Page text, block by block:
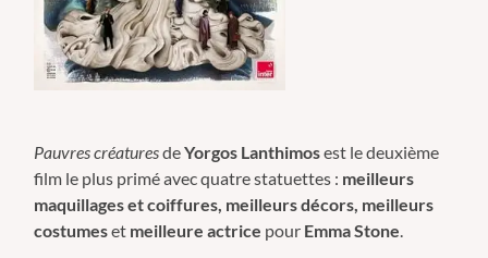
Pauvres créaturesdeYorgos Lanthimosest le deuxième
film le plus primé avec quatre statuettes : meilleurs
maquillages et coiffures, meilleurs décors, meilleurs
costumeset meilleure actrice pour Emma Stone.